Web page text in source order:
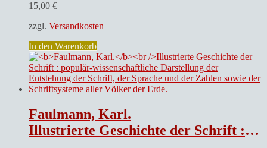
15,00 €
zzgl. Versandkosten
In den Warenkorb
Faulmann, Karl.
Illustrierte Geschichte der Schrift : populär-wissenschaftliche Darstellung der Entstehung der Schrift, der Sprache und der Zahlen sowie der Schriftsysteme aller Völker der Erde.